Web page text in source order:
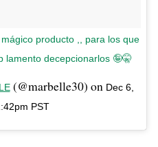
producto ,, para los que
lamento decepcionarlos 🤪🤫
(@marbelle30) on Dec 6,
PST